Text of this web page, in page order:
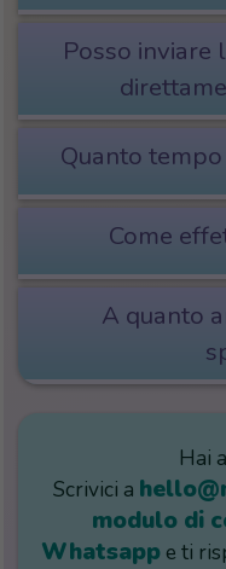
Posso inviare
Quanto
Come
A quanto
Hai
Scrivici a
modulo di
Whatsapp e ti